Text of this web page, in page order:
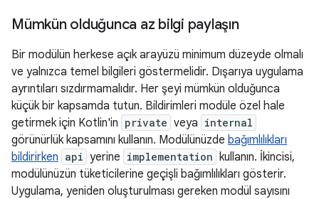
Mümkün olduğunca az bilgi paylaşın
Bir modülün herkese açık arayüzü minimum düzeyde olmalı
ve yalnızca temel bilgileri göstermelidir. Dışarıya uygulama
ayrıntıları sızdırmamalıdır. Her şeyi mümkün olduğunca
küçük bir kapsamda tutun. Bildirimleri modüle özel hale
getirmek için Kotlin'in private veya internal
görünürlük kapsamını kullanın. Modülünüzde bağımlılıkları
bildirirken api yerine implementation
kullanın. İkincisi,
modülünüzün tüketicilerine geçişli bağımlılıkları gösterir.
Uygulama, yeniden oluşturulması gereken modül sayısını